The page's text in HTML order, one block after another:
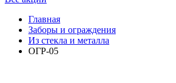
Главная
Заборы и ограждения
Из стекла и металла
ОГР-05